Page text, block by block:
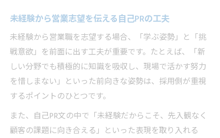
未経験から営業志望を伝える自己PRの工夫
未経験から営業職を志望する場合、「学ぶ姿勢」と「挑
戦意欲」を前面に出す工夫が重要です。たとえば、「新
しい分野でも積極的に知識を吸収し、現場で活かす努力
を惜しまない」といった前向きな姿勢は、採用側が重視
するポイントのひとつです。
また、自己PR文の中で「未経験だからこそ、先入観なく
顧客の課題に向き合える」といった表現を取り入れる